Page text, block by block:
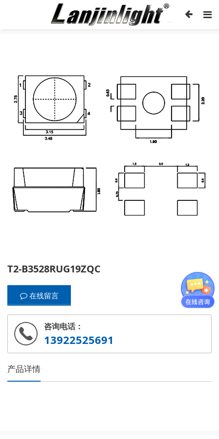
T2-B3528RUG19ZQC
在线留言
咨询电话：
13922525691
产品详情